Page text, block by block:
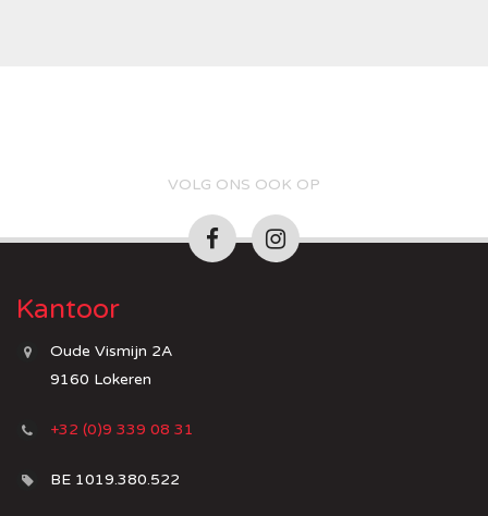
VOLG ONS OOK OP
Kantoor
Oude Vismijn 2A
9160 Lokeren
+32 (0)9 339 08 31
BE 1019.380.522